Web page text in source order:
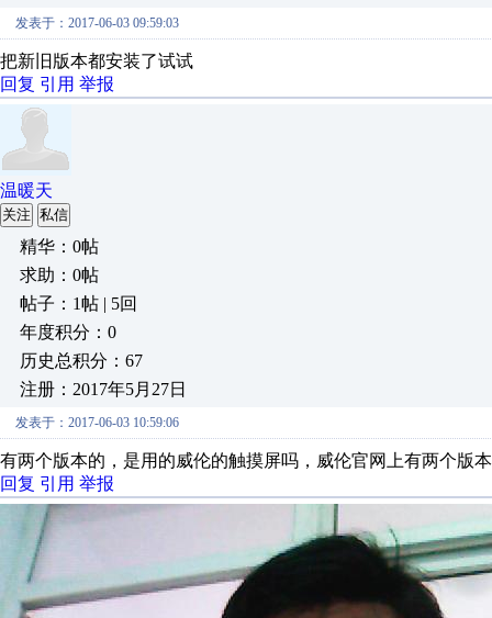
发表于：2017-06-03 09:59:03
把新旧版本都安装了试试
回复 引用 举报
温暖天
关注 私信
精华：0帖
求助：0帖
帖子：1帖 | 5回
年度积分：0
历史总积分：67
注册：2017年5月27日
发表于：2017-06-03 10:59:06
有两个版本的，是用的威伦的触摸屏吗，威伦官网上有两个版
回复 引用 举报